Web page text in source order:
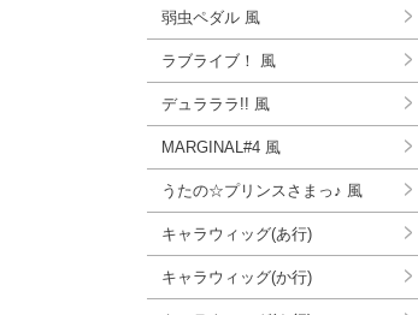
弱虫ペダル 風
ラブライブ！ 風
デュラララ!! 風
MARGINAL#4 風
うたの☆プリンスさまっ♪ 風
キャラウィッグ(あ行)
キャラウィッグ(か行)